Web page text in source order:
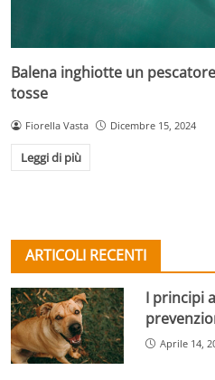
Balena inghiotte un
tosse
Fiorella Vasta Dicembre 15, 2024
Leggi di più
ARTICOLI RECENTI
I principi
Aprile 14,